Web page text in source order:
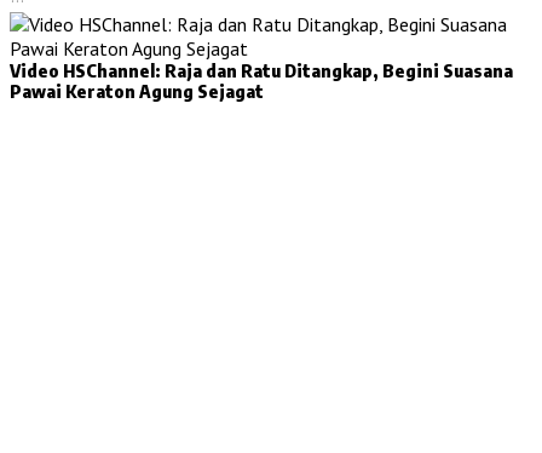
Video HSChannel: Raja dan Ratu Ditangkap, Begini Suasana
Pawai Keraton Agung Sejagat